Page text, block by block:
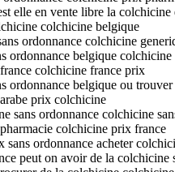
elle en vente libre la colchicine
colchicine belgique
ordonnance colchicine
ordonnance belgique colchicine
colchicine france prix
ordonnance belgique ou
prix colchicine
sans ordonnance colchicine
colchicine prix france
sans ordonnance acheter
peut on avoir de la colchicine